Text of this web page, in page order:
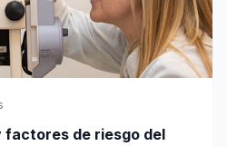
de riesgo del